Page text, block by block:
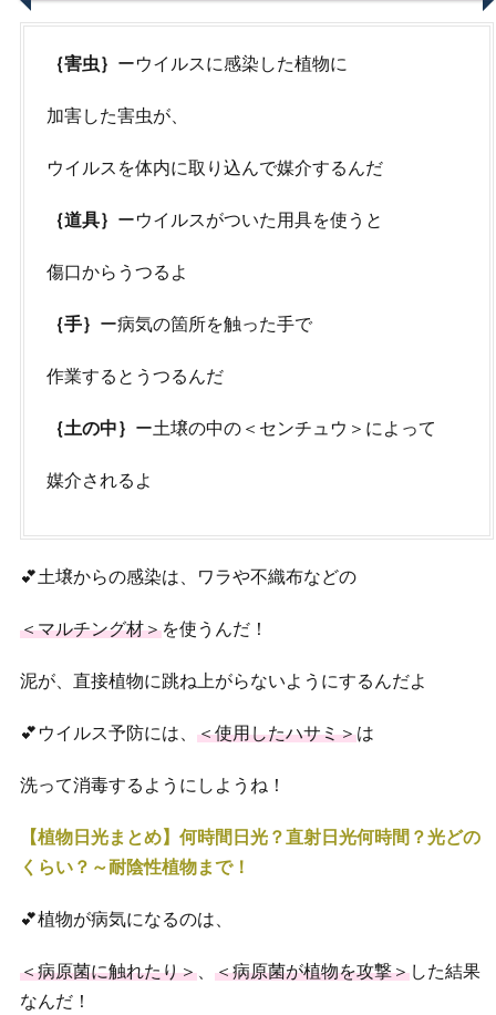
｛害虫｝ ーウイルスに感染した植物に
加害した害虫が、
ウイルスを体内に取り込んで媒介するんだ
｛道具｝ ーウイルスがついた用具を使うと
傷口からうつるよ
｛手｝ ー病気の箇所を触った手で
作業するとうつるんだ
｛土の中｝ ー土壌の中の＜センチュウ＞によって
媒介されるよ
💕土壌からの感染は、ワラや不織布などの
＜マルチング材＞を使うんだ！
泥が、直接植物に跳ね上がらないようにするんだよ
💕ウイルス予防には、 ＜使用したハサミ＞は
洗って消毒するようにしようね！
【植物日光まとめ】何時間日光？直射日光何時間？光どの
くらい？～耐陰性植物まで！
💕植物が病気になるのは、
＜病原菌に触れたり＞ ＜病原菌が植物を攻撃＞した結果
なんだ！